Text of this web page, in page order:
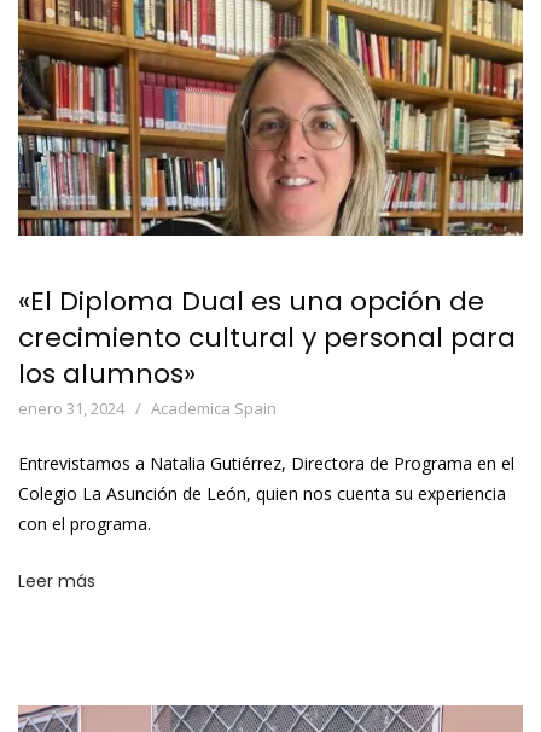
«El Diploma Dual es una opción de
crecimiento cultural y personal para
los alumnos»
enero 31, 2024 Academica Spain
Entrevistamos a Natalia Gutiérrez, Directora de Programa en el
Colegio La Asunción de León, quien nos cuenta su experiencia
con el programa.
Leer más